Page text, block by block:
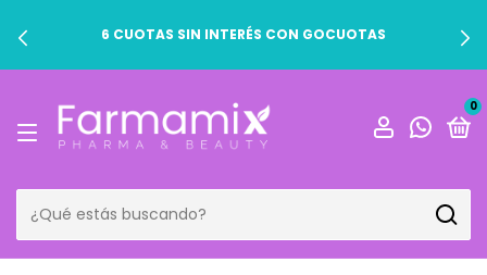
6 CUOTAS SIN INTERÉS CON GOCUOTAS
0